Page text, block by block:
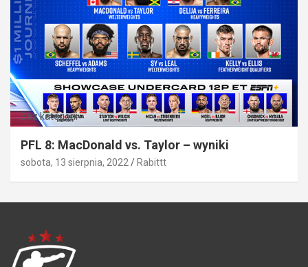
Bez kategorii
PFL 8: MacDonald vs. Taylor – wyniki
sobota, 13 sierpnia, 2022 Rabittt